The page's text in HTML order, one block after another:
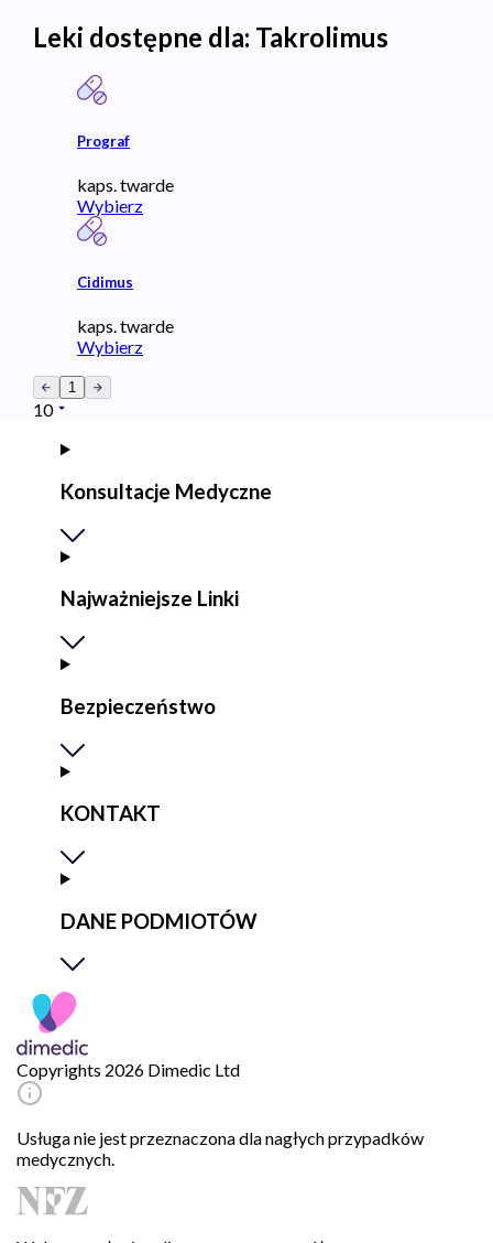
Leki dostępne dla: Takrolimus
Prograf
kaps. twarde
Wybierz
Cidimus
kaps. twarde
Wybierz
1
10
Konsultacje Medyczne
Najważniejsze Linki
Bezpieczeństwo
KONTAKT
DANE PODMIOTÓW
Copyrights 2026 Dimedic Ltd
Usługa nie jest przeznaczona dla nagłych przypadków
medycznych.